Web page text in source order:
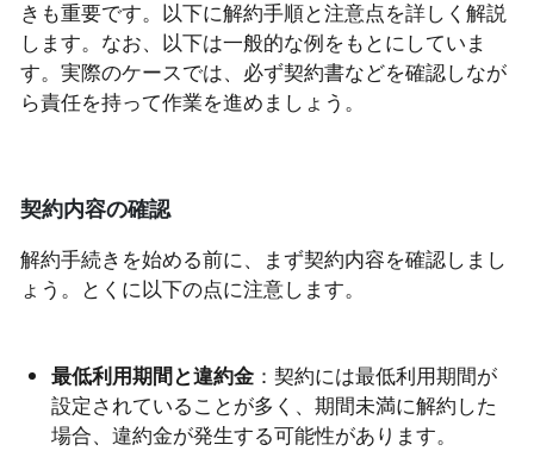
きも重要です。以下に解約手順と注意点を詳しく解説
します。なお、以下は一般的な例をもとにしていま
す。実際のケースでは、必ず契約書などを確認しなが
ら責任を持って作業を進めましょう。
契約内容の確認
解約手続きを始める前に、まず契約内容を確認しまし
ょう。とくに以下の点に注意します。
最低利用期間と違約金：契約には最低利用期間が
設定されていることが多く、期間未満に解約した
場合、違約金が発生する可能性があります。